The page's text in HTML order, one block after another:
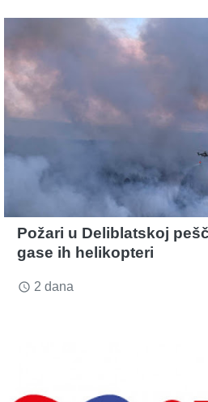
Požari u Deliblatskoj
gase ih helikopteri
access_time 2 dana